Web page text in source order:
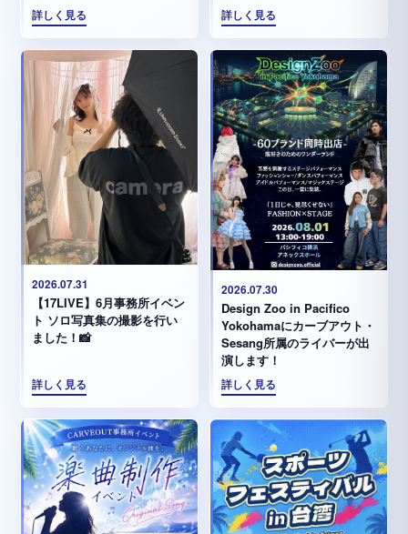
詳しく見る 詳しく見る
2026.07.31
【17LIVE】6月事務所イベン
ト ソロ写真集の撮影を行い
ました！📸
詳しく見る
2026.07.30
Design Zoo in Pacifico
Yokohamaにカーブアウト・
Sesang所属のライバーが出
演します！
詳しく見る